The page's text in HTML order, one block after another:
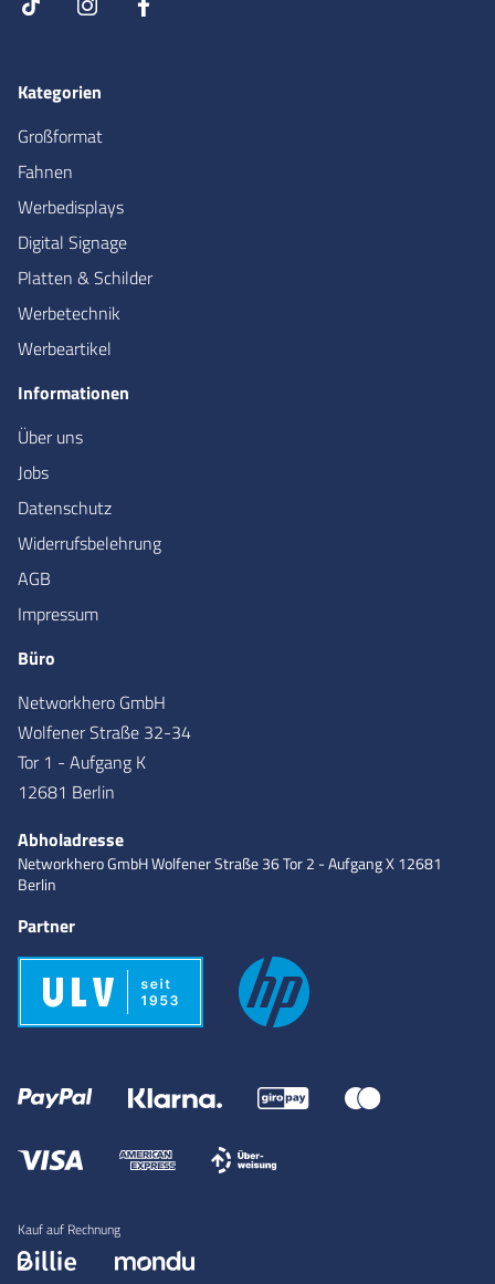
Kategorien
Großformat
Fahnen
Werbedisplays
Digital Signage
Platten & Schilder
Werbetechnik
Werbeartikel
Informationen
Über uns
Jobs
Datenschutz
Widerrufsbelehrung
AGB
Impressum
Büro
Networkhero GmbH
Wolfener Straße 32-34
Tor 1 - Aufgang K
12681 Berlin
Abholadresse
Networkhero GmbHWolfener Straße 36Tor 2 - Aufgang X12681
Berlin
Partner
Kauf auf Rechnung